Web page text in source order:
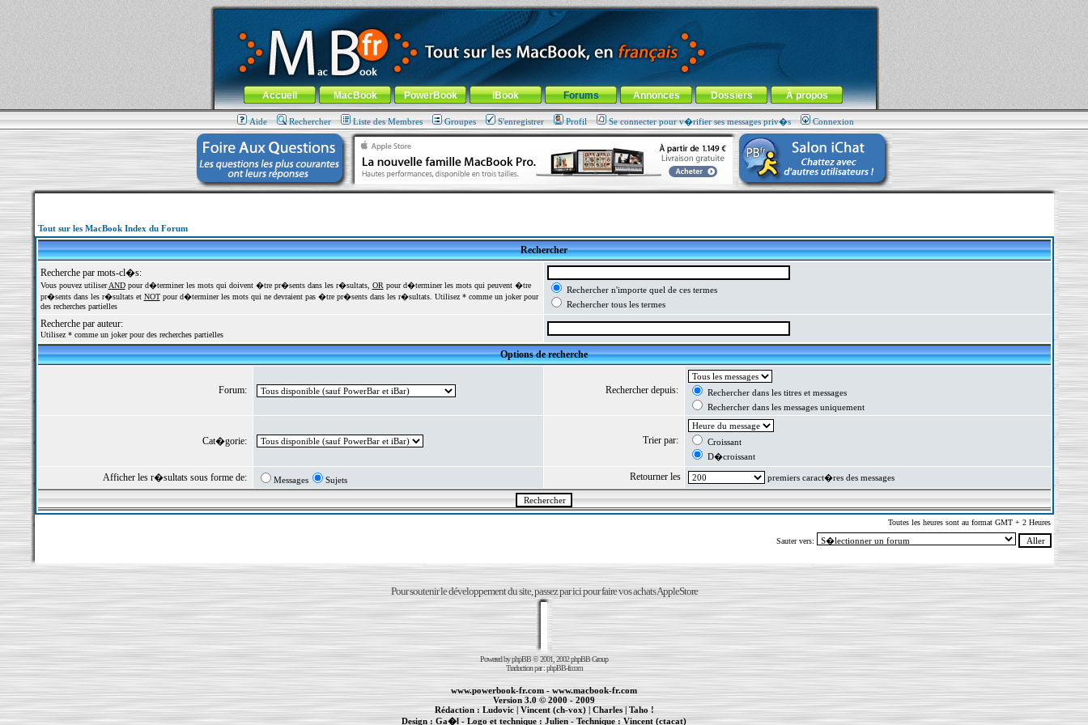
MacBook-fr.com : 100% Apple... 100% nomade !
Aller au contenu-Aller au menu général-Aller au menu de la rubrique
Menu général
Accueil MacBook PowerBook iBook Forums Annonces Dossiers À propos
Aide Rechercher Liste des Membres Groupes S'enregistrer Profil Se connecter pour v�rifier ses messages priv�s Connexion
Tout sur les MacBook Index du Forum
Rechercher
Recherche par mots-cl�s:
Vous pouvez utiliserANDpour d�terminer les mots qui doivent �tre pr�sents dans les r�sultats, OR pour d�terminer les mots qui peuvent �tre
pr�sents dans les r�sultats et NOTpour d�terminer les mots qui ne devraient pas �tre pr�sents dans les r�sultats. Utilisez * comme un joker pour
des recherches partielles
Rechercher n'importe quel de ces termes
Rechercher tous les termes
Recherche par auteur:
Utilisez * comme un joker pour des recherches partielles
Options de recherche
Forum: Rechercher depuis:
Rechercher dans les titres et messages
Rechercher dans les messages uniquement
Cat�gorie: Trier par:
Croissant
D�croissant
Afficher les r�sultats sous forme de: Messages Sujets Retourner les premiers caract�res des messages
Toutes les heures sont au format GMT + 2 Heures
Sauter vers:
Pour soutenir le développement du site, passez par ici pour faire vos achats AppleStore
Powered byphpBB© 2001, 2002 phpBB Group
Traduction par :phpBB-fr.com
www.powerbook-fr.com-www.macbook-fr.com
Version 3.0 © 2000 - 2009
Rédaction :Ludovic| Vincent (ch-vox)|Charles| Taho !
Design : Ga�l - Logo et technique : Julien - Technique :Vincent (ctacat)